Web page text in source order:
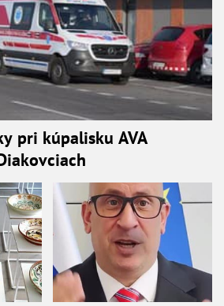
pri kúpalisku AVA